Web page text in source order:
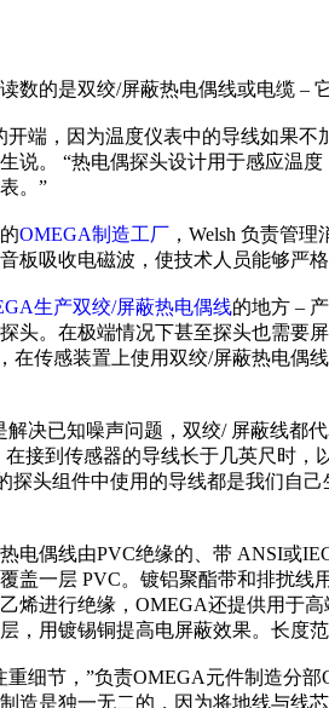
数的是双绞/屏蔽热电偶线或电缆 –
开端，因为温度仪表中的导线如果
生说。 “热电偶探头设计用于感应温
。”
OMEGA制造工厂 ，Welsh 负责管
板吸收电磁波，使技术人员能够严
生产双绞/屏蔽热电偶线的地方 –
头。在极端情况下甚至探头也需要
在传感装置上使用双绞/屏蔽热电偶
解决已知噪声问题，双绞/ 屏蔽线都
在接到传感器的导线长于几英尺时
探头组件中使用的导线都是我们自
电偶线由PVC绝缘的、带 ANSI或
盖一层 PVC。镀铝聚酯带和排扰
烯进行绝缘，OMEGA还提供用于
，用镀锡铜提高电屏蔽效果。长度
细节，”负责OMEGA元件制造分
造是独一无二的，因为将地线与线